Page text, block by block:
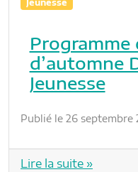
Jeunesse
Programme
d’automne
Jeunesse
Publié le 26 septembre
Lire la suite »